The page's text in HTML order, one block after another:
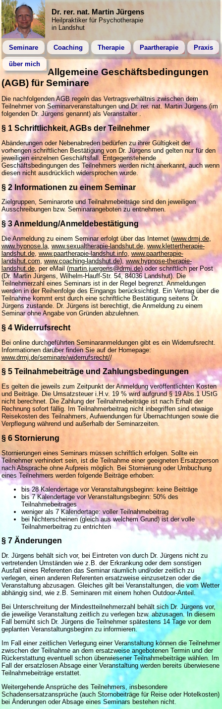
Dr. rer. nat. Martin Jürgens
Heilpraktiker für Psychotherapie
in Landshut
Seminare Coaching Therapie Paartherapie Praxis
über mich
Allgemeine Geschäftsbedingungen
(AGB) für Seminare
Die nachfolgenden AGB regeln das Vertragsverhältnis zwischen dem
Teilnehmer von Seminarveranstaltungen und Dr. rer. nat. Martin Jürgens (im
folgenden Dr. Jürgens genannt) als Veranstalter .
§ 1 Schriftlichkeit, AGBs der Teilnehmer
Abänderungen oder Nebenabreden bedürfen zu ihrer Gültigkeit der
vorherigen schriftlichen Bestätigung von Dr. Jürgens und gelten nur für den
jeweiligen einzelnen Geschäftsfall. Entgegenstehende
Geschäftsbedingungen des Teilnehmers werden nicht anerkannt, auch wenn
diesen nicht ausdrücklich widersprochen wurde.
§ 2 Informationen zu einem Seminar
Zielgruppen, Seminarorte und Teilnahmebeiträge sind den jeweiligen
Ausschreibungen bzw. Seminarangeboten zu entnehmen.
§ 3 Anmeldung/Anmeldebestätigung
Die Anmeldung zu einem Seminar erfolgt über das Internet (www.drmj.de,
www.hypnose.la, www.sexualtherapie-landshut.de, www.klettertherapie-
landshut.de, www.paartherapie-landshut.info, www.paartherapie-
landshut.com www.coaching-landshut.de), www.hypnose-therapie-
landshut.de, per eMail (martin.juergens@drmj.de) oder schriftlich per Post
(Dr. Martin Jürgens, Wilhelm-Hauff-Str. 54, 84036 Landshut). Die
Teilnehmerzahl eines Seminars ist in der Regel begrenzt. Anmeldungen
werden in der Reihenfolge des Eingangs berücksichtigt. Ein Vertrag über die
Teilnahme kommt erst durch eine schriftliche Bestätigung seitens Dr.
Jürgens zustande. Dr. Jürgens ist berechtigt, die Anmeldung zu einem
Seminar ohne Angabe von Gründen abzulehnen.
§ 4 Widerrufsrecht
Bei online durchgeführten Seminaranmeldungen gibt es ein Widerrufsrecht.
Informationen darüber finden Sie auf der Homepage:
www.drmj.de/seminare/widerrufsrecht//
§ 5 Teilnahmebeiträge und Zahlungsbedingungen
Es gelten die jeweils zum Zeitpunkt der Anmeldung veröffentlichten Kosten
und Beiträge. Die Umsatzsteuer i.H.v. 19 % wird aufgrund § 19 Abs.1 UStG
nicht berechnet. Die Zahlung der Teilnahmebeiträge ist nach Erhalt der
Rechnung sofort fällig. Im Teilnahmerbeitrag nicht inbegriffen sind etwaige
Reisekosten des Teilnahmers, Aufwendungen für Übernachtungen sowie die
Verpflegung während und außerhalb der Seminarzeiten.
§ 6 Stornierung
Stornierungen eines Seminars müssen schriftlich erfolgen. Sollte ein
Teilnehmer verhindert sein, ist die Teilnahme einer geeigneten Ersatzperson
nach Absprache ohne Aufpreis möglich. Bei Stornierung oder Umbuchung
eines Teilnehmers werden folgende Beiträge erhoben:
bis 28 Kalendertage vor Veranstaltungsbeginn: keine Beiträge
bis 7 Kalendertage vor Veranstaltungsbeginn: 50% des
Teilnahmebeitrages
weniger als 7 Kalendertage: voller Teilnahmebeitrag
bei Nichterscheinen (gleich aus welchem Grund) ist der volle
Teilnahmerbeitrag zu entrichten
§ 7 Änderungen
Dr. Jürgens behält sich vor, bei Eintreten von durch Dr. Jürgens nicht zu
vertretenden Umständen wie z.B. der Erkrankung oder dem sonstigen
Ausfall eines Referenten das Seminar räumlich und/oder zeitlich zu
verlegen, einen anderen Referenten ersatzweise einzusetzen oder die
Veranstaltung abzusagen. Gleiches gilt bei Veranstaltungen, die vom Wetter
abhängig sind, wie z.B. Seminaren mit einem hohen Outdoor-Anteil.
Bei Unterschreitung der Mindestteilnehmerzahl behält sich Dr. Jürgens vor,
die jeweilige Veranstaltung zeitlich zu verlegen bzw. abzusagen. In diesem
Fall bemüht sich Dr. Jürgens die Teilnehmer spätestens 14 Tage vor dem
geplanten Veranstaltungsbeginn zu informieren.
Im Fall einer zeitlichen Verlegung einer Veranstaltung können die Teilnehmer
zwischen der Teilnahme an dem ersatzweise angebotenen Termin und der
Rückerstattung eventuell schon überwiesener Teilnahmebeiträge wählen. Im
Fall der ersatzlosen Absage einer Veranstaltung werden bereits überwiesene
Teilnahmebeiträge erstattet.
Weitergehende Ansprüche des Teilnehmers, insbesondere
Schadensersatzansprüche (auch Stornobeiträge für Reise oder Hotelkosten)
bei Änderungen oder Absage eines Seminars bestehen nicht.